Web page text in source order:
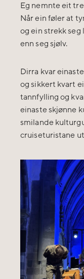
Eg nemnte eit
Når ein føler at
og ein strekk
enn seg sjølv.
Dirra kvar
og sikkert kvart
tannfylling og
einaste skjønne
smilande
cruiseturistane